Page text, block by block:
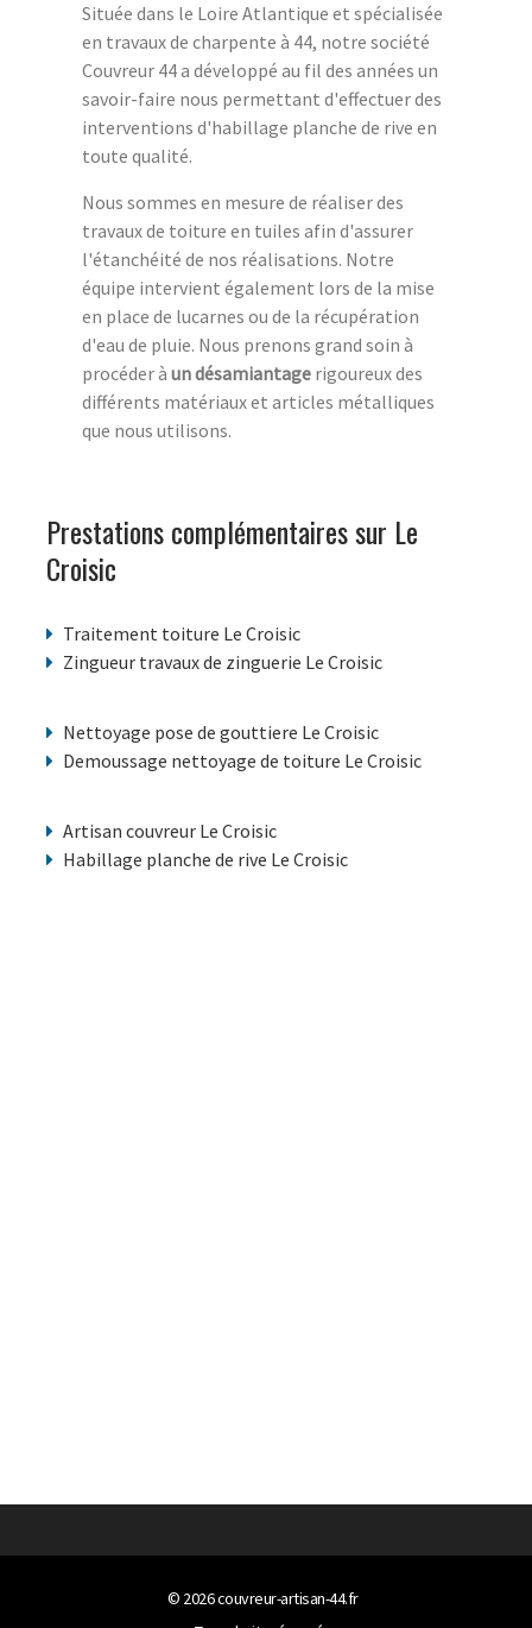
Située dans le Loire Atlantique et spécialisée
en travaux de charpente à 44, notre société
Couvreur 44 a développé au fil des années un
savoir-faire nous permettant d'effectuer des
interventions d'habillage planche de rive en
toute qualité.
Nous sommes en mesure de réaliser des
travaux de toiture en tuiles afin d'assurer
l'étanchéité de nos réalisations. Notre
équipe intervient également lors de la mise
en place de lucarnes ou de la récupération
d'eau de pluie. Nous prenons grand soin à
procéder à un désamiantage rigoureux des
différents matériaux et articles métalliques
que nous utilisons.
Prestations complémentaires sur Le
Croisic
Traitement toiture Le Croisic
Zingueur travaux de zinguerie Le Croisic
Nettoyage pose de gouttiere Le Croisic
Demoussage nettoyage de toiture Le Croisic
Artisan couvreur Le Croisic
Habillage planche de rive Le Croisic
© 2026couvreur-artisan-44.fr